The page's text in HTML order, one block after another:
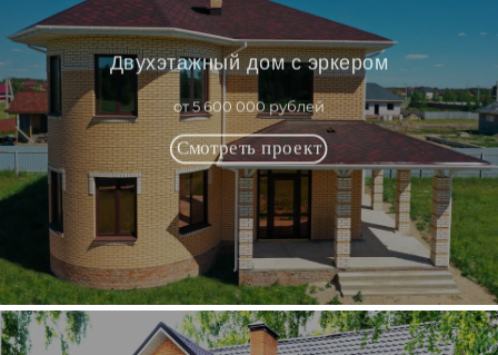
Двухэтажный дом с эркером
от 5 600 000 рублей